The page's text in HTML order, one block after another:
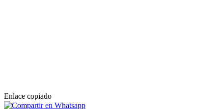
Enlace copiado